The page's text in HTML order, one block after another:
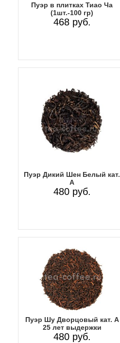
Пуэр в плитках Тиао Ча
(1шт.-100 гр)
468 руб.
Пуэр Дикий Шен Белый кат.
А
480 руб.
Пуэр Шу Дворцовый кат. А
25 лет выдержки
480 руб.